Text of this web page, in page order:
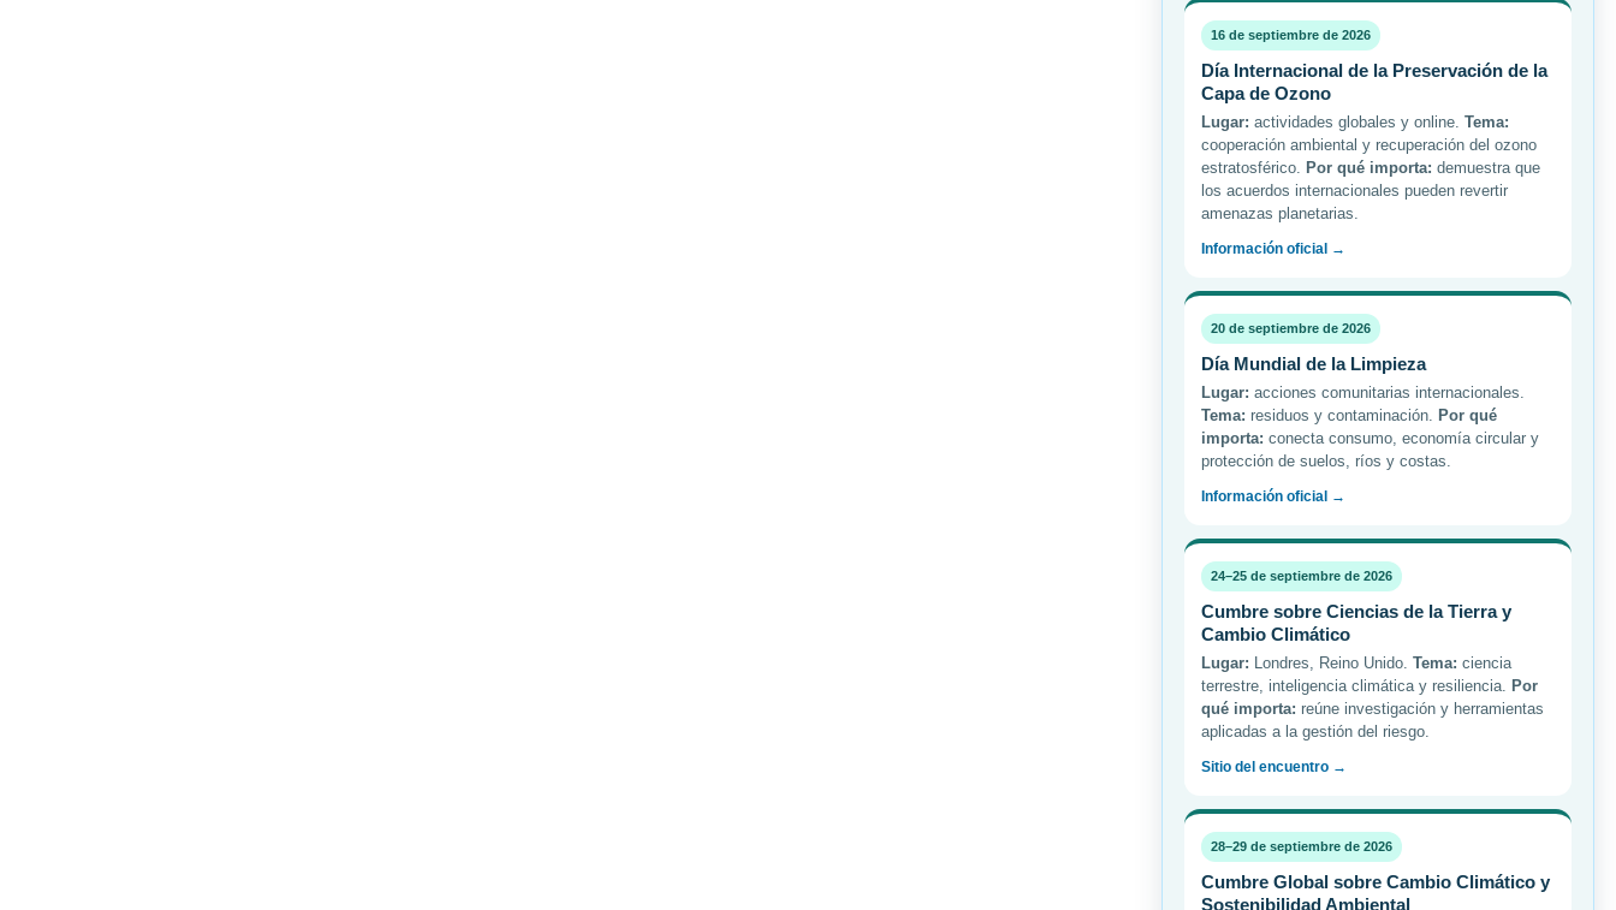
16 de septiembre de 2026
Día Internacional de la Preservación de la
Capa de Ozono
Lugar: actividades globales y online. Tema:
cooperación ambiental y recuperación del ozono
estratosférico. Por qué importa: demuestra que
los acuerdos internacionales pueden revertir
amenazas planetarias.
Información oficial →
20 de septiembre de 2026
Día Mundial de la Limpieza
Lugar: acciones comunitarias internacionales.
Tema: residuos y contaminación. Por qué
importa: conecta consumo, economía circular y
protección de suelos, ríos y costas.
Información oficial →
24–25 de septiembre de 2026
Cumbre sobre Ciencias de la Tierra y
Cambio Climático
Lugar: Londres, Reino Unido. Tema: ciencia
terrestre, inteligencia climática y resiliencia. Por
qué importa: reúne investigación y herramientas
aplicadas a la gestión del riesgo.
Sitio del encuentro →
28–29 de septiembre de 2026
Cumbre Global sobre Cambio Climático y
Sostenibilidad Ambiental